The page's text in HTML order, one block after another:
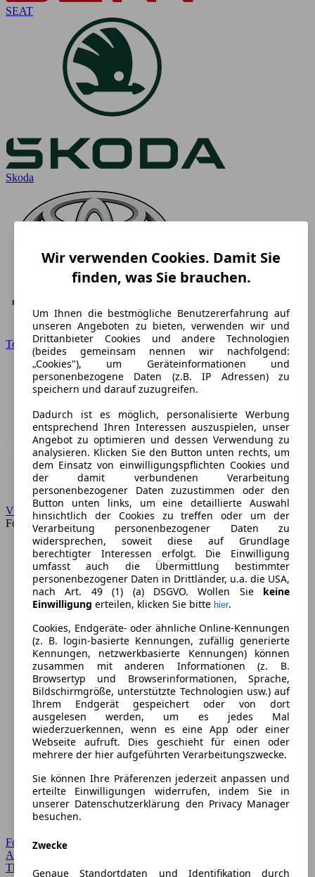
SEAT
Skoda
Toyota
VW
Forum
Forum Startseite
Alle Auto-Foren
Themen-Forum
Wir verwenden Cookies. Damit Sie
finden, was Sie brauchen.
Um Ihnen die bestmögliche Benutzererfahrung auf
unseren Angeboten zu bieten, verwenden wir und
Drittanbieter Cookies und andere Technologien
(beides gemeinsam nennen wir nachfolgend:
„Cookies"), um Geräteinformationen und
personenbezogene Daten (z.B. IP Adressen) zu
speichern und darauf zuzugreifen.
Dadurch ist es möglich, personalisierte Werbung
entsprechend Ihren Interessen auszuspielen, unser
Angebot zu optimieren und dessen Verwendung zu
analysieren. Klicken Sie den Button unten rechts, um
dem Einsatz von einwilligungspflichten Cookies und
der damit verbundenen Verarbeitung
personenbezogener Daten zuzustimmen oder den
Button unten links, um eine detaillierte Auswahl
hinsichtlich der Cookies zu treffen oder um der
Verarbeitung personenbezogener Daten zu
widersprechen, soweit diese auf Grundlage
berechtigter Interessen erfolgt. Die Einwilligung
umfasst auch die Übermittlung bestimmter
personenbezogener Daten in Drittländer, u.a. die USA,
nach Art. 49 (1) (a) DSGVO. Wollen Sie keine
Einwilligung erteilen, klicken Sie bitte hier.
Cookies, Endgeräte- oder ähnliche Online-Kennungen
(z. B. login-basierte Kennungen, zufällig generierte
Kennungen, netzwerkbasierte Kennungen) können
zusammen mit anderen Informationen (z. B.
Browsertyp und Browserinformationen, Sprache,
Bildschirmgröße, unterstützte Technologien usw.) auf
Ihrem Endgerät gespeichert oder von dort
ausgelesen werden, um es jedes Mal
wiederzuerkennen, wenn es eine App oder einer
Webseite aufruft. Dies geschieht für einen oder
mehrere der hier aufgeführten Verarbeitungszwecke.
Sie können Ihre Präferenzen jederzeit anpassen und
erteilte Einwilligungen widerrufen, indem Sie in
unserer Datenschutzerklärung den Privacy Manager
besuchen.
Zwecke
Genaue Standortdaten und Identifikation durch